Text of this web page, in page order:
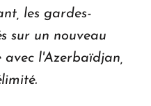
les gardes-
sur un nouveau
l'Azerbaïdjan,